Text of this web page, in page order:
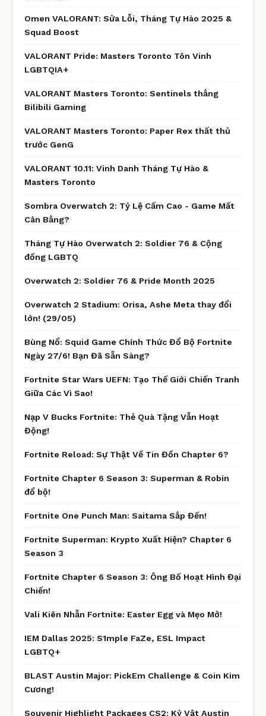
Omen VALORANT: Sửa Lỗi, Tháng Tự Hào 2025 &
Squad Boost
VALORANT Pride: Masters Toronto Tôn Vinh
LGBTQIA+
VALORANT Masters Toronto: Sentinels thắng
Bilibili Gaming
VALORANT Masters Toronto: Paper Rex thất thủ
trước GenG
VALORANT 10.11: Vinh Danh Tháng Tự Hào &
Masters Toronto
Sombra Overwatch 2: Tỷ Lệ Cấm Cao - Game Mất
Cân Bằng?
Tháng Tự Hào Overwatch 2: Soldier 76 & Cộng
đồng LGBTQ
Overwatch 2: Soldier 76 & Pride Month 2025
Overwatch 2 Stadium: Orisa, Ashe Meta thay đổi
lớn! (29/05)
Bùng Nổ: Squid Game Chính Thức Đổ Bộ Fortnite
Ngày 27/6! Bạn Đã Sẵn Sàng?
Fortnite Star Wars UEFN: Tạo Thế Giới Chiến Tranh
Giữa Các Vì Sao!
Nạp V Bucks Fortnite: Thẻ Quà Tặng Vẫn Hoạt
Động!
Fortnite Reload: Sự Thật Về Tin Đồn Chapter 6?
Fortnite Chapter 6 Season 3: Superman & Robin
đổ bộ!
Fortnite One Punch Man: Saitama Sắp Đến!
Fortnite Superman: Krypto Xuất Hiện? Chapter 6
Season 3
Fortnite Chapter 6 Season 3: Ông Bố Hoạt Hình Đại
Chiến!
Vali Kiên Nhẫn Fortnite: Easter Egg và Mẹo Mở!
IEM Dallas 2025: S1mple FaZe, ESL Impact
LGBTQ+
BLAST Austin Major: PickEm Challenge & Coin Kim
Cương!
Souvenir Highlight Packages CS2: Kỷ Vật Austin